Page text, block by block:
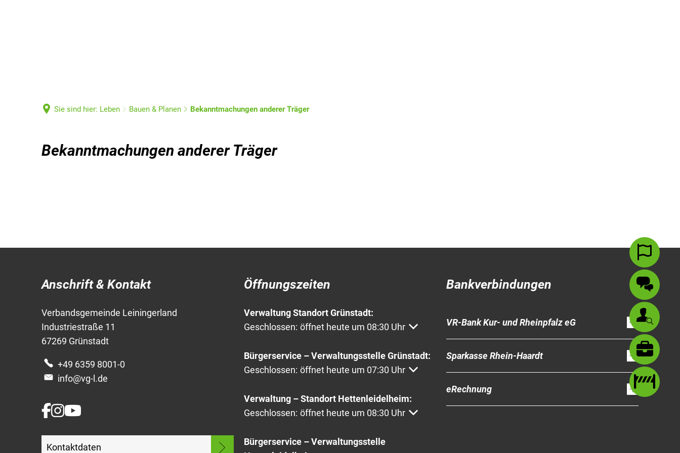
Sie sind hier: Leben Bauen & Planen Bekanntmachungen anderer Träger
Bekanntmachungen anderer Träger
Anschrift & Kontakt
Verbandsgemeinde Leiningerland
Industriestraße 11
67269 Grünstadt
+49 6359 8001-0
info@vg-l.de
Kontaktdaten
Öffnungszeiten
Verwaltung Standort Grünstadt:
Klicken, um weitere Öffnungs- oder Schließzeiten auszublenden
Geschlossen: öffnet heute um 08:30 Uhr
Bürgerservice – Verwaltungsstelle Grünstadt:
Klicken, um weitere Öffnungs- oder Schließzeiten auszublenden
Geschlossen: öffnet heute um 07:30 Uhr
Verwaltung – Standort Hettenleidelheim:
Klicken, um weitere Öffnungs- oder Schließzeiten auszublenden
Geschlossen: öffnet heute um 08:30 Uhr
Bürgerservice – Verwaltungsstelle
Bankverbindungen
VR-Bank Kur- und Rheinpfalz eG
Sparkasse Rhein-Haardt
eRechnung